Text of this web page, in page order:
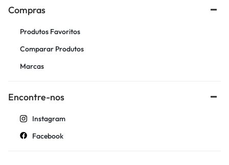
Compras
Produtos Favoritos
Comparar Produtos
Marcas
Encontre-nos
Instagram
Facebook